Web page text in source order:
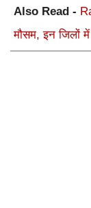
Also Read -
मौसम, इन जिलों में